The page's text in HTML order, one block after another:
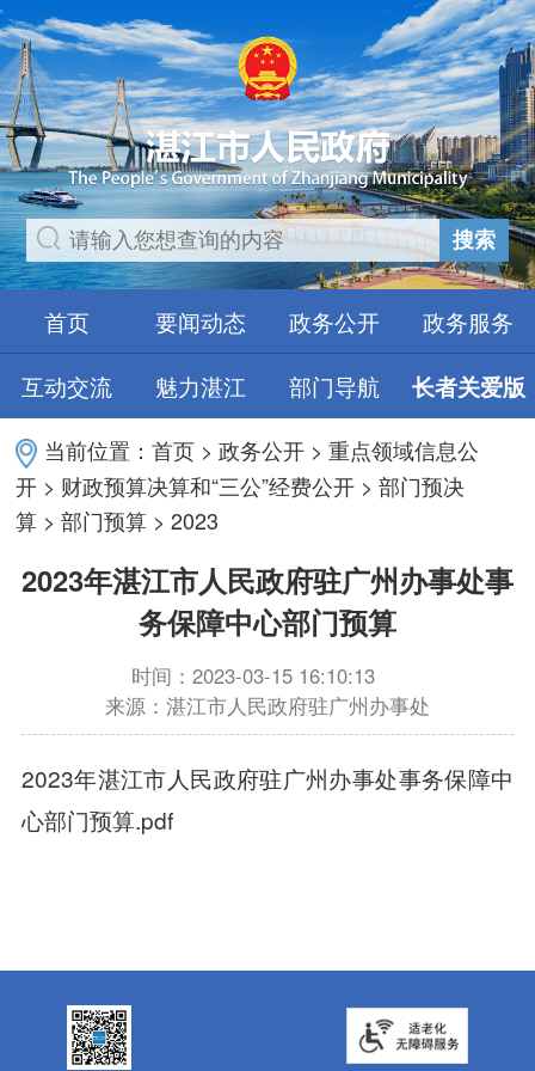
搜索
首页 要闻动态 政务公开
政务服务
互动交流
魅力湛江 部门导航 长者关爱版
当前位置：首页 >政务公开 >重点领域信息公
开 > 财政预算决算和“三公”经费公开 >部门预决
算 >部门预算 >2023
2023年湛江市人民政府驻广州办事处事
务保障中心部门预算
时间：2023-03-15 16:10:13
来源：湛江市人民政府驻广州办事处
2023年湛江市人民政府驻广州办事处事务保障中
心部门预算.pdf